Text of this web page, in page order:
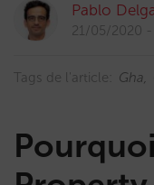
Pablo
21/05/2020
Tags de l'article: Gha